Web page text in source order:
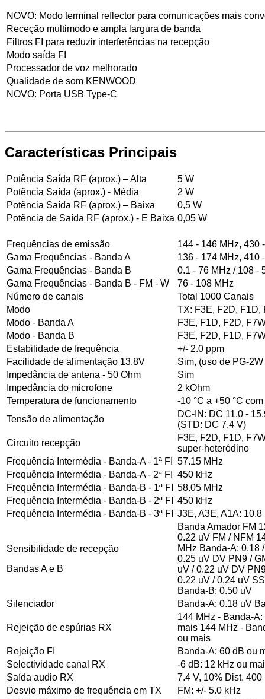
NOVO: Modo terminal reflector para comunicações mais
Receção multimodo e ampla largura de banda
Filtros FI para reduzir interferências na recepção
Modo saída FI
Processador de voz melhorado
Qualidade de som KENWOOD
NOVO: Porta USB Type-C
Características Principais
Potência Saída RF (aprox.) – Alta
5 W
Potência Saída (aprox.) - Média
2 W
Potência Saída RF (aprox.) – Baixa
0,5 W
Potência de Saída RF (aprox.) - E Baixa 0,05 W
Frequências de emissão
144 - 146 MHz, 430
Gama Frequências - Banda A
136 - 174 MHz, 410
Gama Frequências - Banda B
0.1 - 76 MHz / 108 -
Gama Frequências - Banda B - FM - W
76 - 108 MHz
Número de canais
Total 1000 Canais
Modo
TX: F3E, F2D, F1D,
Modo - Banda A
F3E, F1D, F2D,
Modo - Banda B
F3E, F2D, F1D,
Estabilidade de frequência
+/- 2.0 ppm
Facilidade de alimentação 13.8V
Sim, (uso de PG-
Impedância de antena - 50 Ohm
Sim
Impedância do microfone
2 kOhm
Temperatura de funcionamento
-10 °C a +50 °C
Tensão de alimentação
DC-IN: DC 11.0 -
(STD: DC 7.4 V)
Circuito recepção
F3E, F2D, F1D,
super-heteródino
Frequência Intermédia - Banda-A - 1ª FI
57.15 MHz
Frequência Intermédia - Banda-A - 2ª FI
450 kHz
Frequência Intermédia - Banda-B - 1ª FI
58.05 MHz
Frequência Intermédia - Banda-B - 2ª FI
450 kHz
Frequência Intermédia - Banda-B - 3ª FI
J3E, A3E, A1A: 10.8
Sensibilidade de recepção
Bandas A e B
Banda Amador FM
0.22 uV FM / NFM
MHz Banda-A: 0.18
0.25 uV DV PN9 /
uV / 0.22 uV DV
0.22 uV / 0.24 uV
Banda-B: 0.50 uV
Silenciador
Banda-A: 0.18 uV
Rejeição de espúrias RX
144 MHz - Banda-
mais 144 MHz -
ou mais
Rejeição FI
Banda-A: 60 dB ou
Selectividade canal RX
-6 dB: 12 kHz ou
Saída audio RX
7.4 V, 10% Dist.
Desvio máximo de frequência em TX
FM: +/- 5.0 kHz